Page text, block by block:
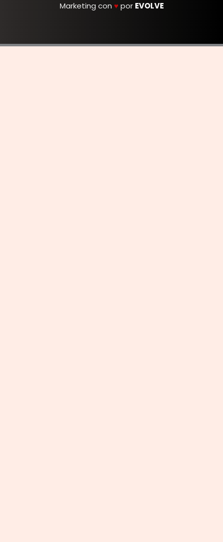
Marketing con ♥ por EVOLVE